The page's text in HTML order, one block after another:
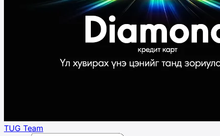
TUG Team